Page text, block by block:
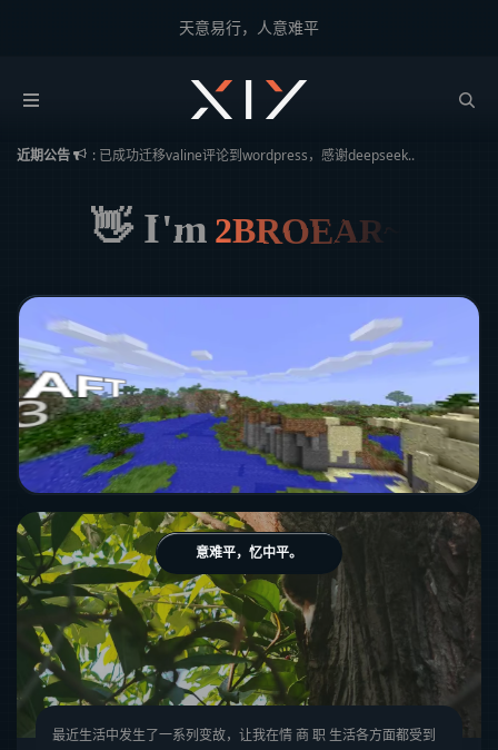
天意易行，人意难平
2BROEARの 2B博客
近期公告
: 已成功迁移valine评论到wordpress，感谢deepseek..
👋 I'm 2BROEAR~
意难平，忆中平。
最近生活中发生了一系列变故，让我在情 商 职 生活各方面都受到